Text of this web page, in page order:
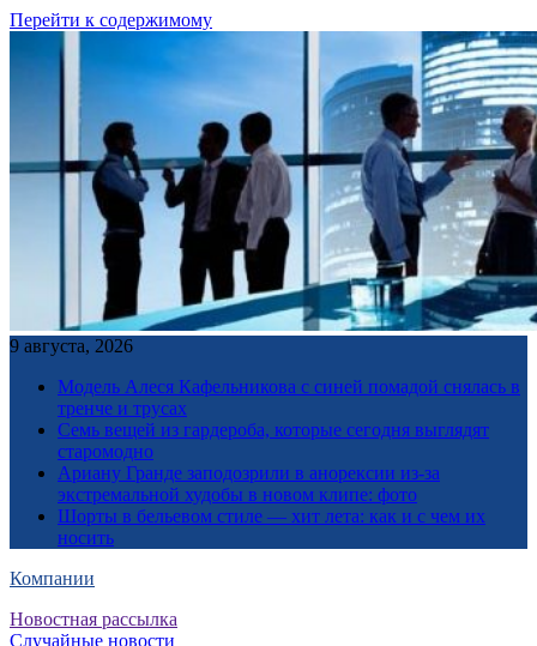
Перейти к содержимому
9 августа, 2026
Модель Алеся Кафельникова с синей помадой снялась в
тренче и трусах
Семь вещей из гардероба, которые сегодня выглядят
старомодно
Ариану Гранде заподозрили в анорексии из-за
экстремальной худобы в новом клипе: фото
Шорты в бельевом стиле — хит лета: как и с чем их
носить
Компании
Новостная рассылка
Случайные новости